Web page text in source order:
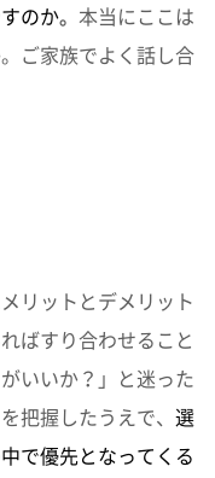
のか。 本当にここは
ご家族でよく話し合
リットとデメリット
ばすり合わせること
いいか？」と迷った
把握したうえで、 選
で優先となってくる